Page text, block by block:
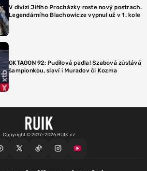
V divizi Jiřího Procházky roste nový postrach.
Legendárního Blachowicze vypnul už v 1. kole
OKTAGON 92: Pudilová padla! Szabová zůstává
šampionkou, slaví i Muradov či Kozma
Copyright © 2017–2026 RUIK.cz